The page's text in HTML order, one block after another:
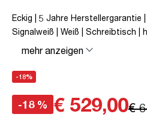
Eckig | 5 Jahre Herstellergarantie |
Signalweiß | Weiß | Schreibtisch |
unmontiert | Pitino | bis zu 50 kg
Ergonomie | TÜV© mobiles
Elektrisch höhenverstellbar |
mehr anzeigen
-18%
-18 % € 529,00€